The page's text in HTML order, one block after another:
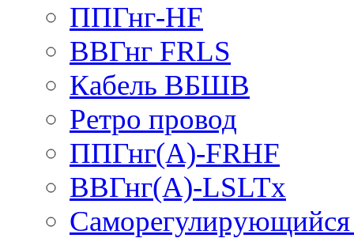
ППГнг-HF
ВВГнг FRLS
Кабель ВБШВ
Ретро провод
ППГнг(А)-FRHF
ВВГнг(А)-LSLTx
Саморегулирующийся